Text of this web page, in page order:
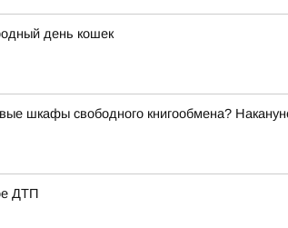
день кошек
шкафы свободного книгообмена?
ДТП